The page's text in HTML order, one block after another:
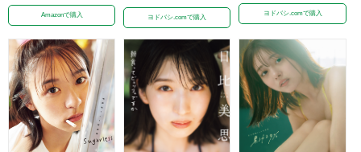
Amazonで購入 ヨドバシ.comで購入
ヨドバシ.comで購入